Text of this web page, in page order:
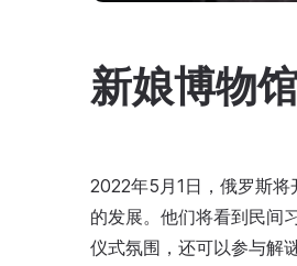
新娘博物
2022年5月1日，俄罗斯
的发展。他们将看到民间
仪式氛围，还可以参与解